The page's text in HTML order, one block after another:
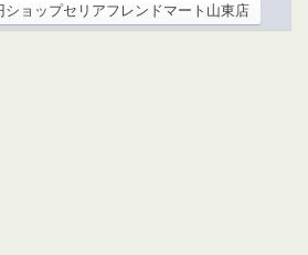
ショップセリアフレンドマート山東店